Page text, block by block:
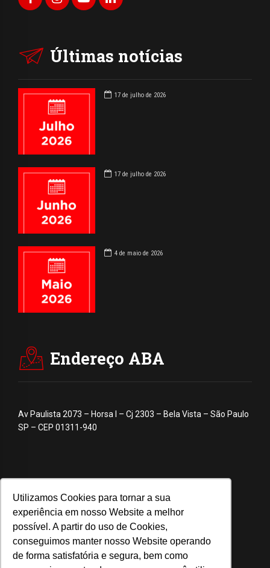
Utilizamos Cookies para tornar a sua
experiência em nosso Website a melhor
possível. A partir do uso de Cookies,
conseguimos manter nosso Website operando
de forma satisfatória e segura, bem como
Últimas notícias
17 de julho de 2026
17 de julho de 2026
4 de maio de 2026
Endereço ABA
Av Paulista 2073 – Horsa I – Cj 2303 – Bela Vista – São Paulo
SP – CEP 01311-940